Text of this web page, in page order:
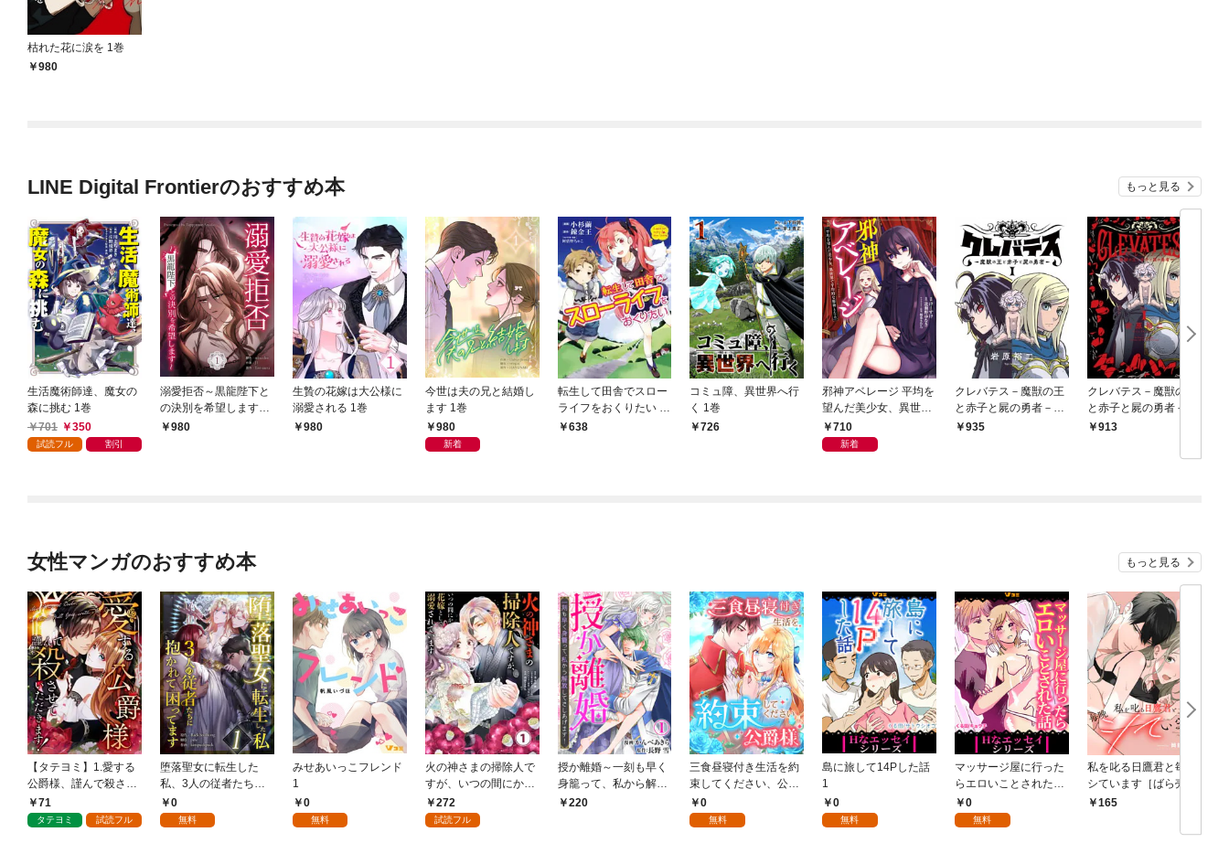
枯れた花に涙を 1巻
980
LINE Digital Frontierのおすすめ本 もっと見る
生活魔術師達、魔女の
森に挑む 1巻
701
350
試読フル 割引
溺愛拒否～黒龍陛下と
の決別を希望します～
1巻980
生贄の花嫁は大公様に
溺愛される 1巻
980
今世は夫の兄と結婚し
ます 1巻
980
新着
転生して田舎でスロー
ライフをおくりたい 1
巻638
コミュ障、異世界へ行
く 1巻
726
邪神アベレージ 平均を
望んだ美少女、異世界
で平均的な邪神となる
1巻
710
新着
クレバテス－魔獣の王
と赤子と屍の勇者－
【フルカラー版】 1巻
935
クレバテス－魔獣の王
と赤子と屍の勇者－ 1
巻913
女性マンガのおすすめ本 もっと見る
【タテヨミ】1.愛する
公爵様、謹んで殺させ
ていただきます！
71
タテヨミ 試読フル
堕落聖女に転生した
私、3人の従者たちに
抱かれて困ってます 第
1話
0
無料
みせあいっこフレンド
1
0
無料
火の神さまの掃除人で
すが、いつの間にか花
嫁として溺愛されてい
ます【単話】（１）
272
試読フル
授か離婚～一刻も早く
身籠って、私から解放
してさしあげます！1
220
三食昼寝付き生活を約
束してください、公爵
様 1話
0
無料
島に旅して14Pした話
1
0
無料
マッサージ屋に行った
らエロいことされた話
1 0
無料
私を叱る日鷹君と毎晩
シています［ばら売
り］ 第1話
165